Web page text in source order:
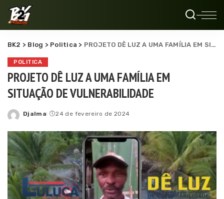
BK2 > Blog > Politica > PROJETO DÊ LUZ A UMA FAMÍLIA EM SITUAÇÃO DE VULNERABILIDADE
POLITICA
PROJETO DÊ LUZ A UMA FAMÍLIA EM
SITUAÇÃO DE VULNERABILIDADE
Posted
Djalma 24 de fevereiro de 2024